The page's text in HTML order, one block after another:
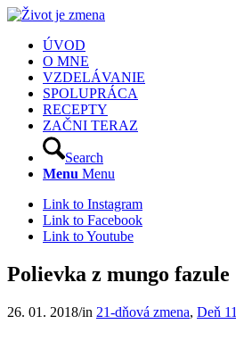
ÚVOD
O MNE
VZDELÁVANIE
SPOLUPRÁCA
RECEPTY
ZAČNI TERAZ
Search
Menu Menu
Link to Instagram
Link to Facebook
Link to Youtube
Polievka z mungo fazule
26. 01. 2018/in 21-dňová zmena, Deň 11